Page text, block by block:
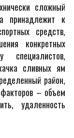
сложный
принадлежит к
средств,
конкретных
сливных ям
район,
– объем
удаленность